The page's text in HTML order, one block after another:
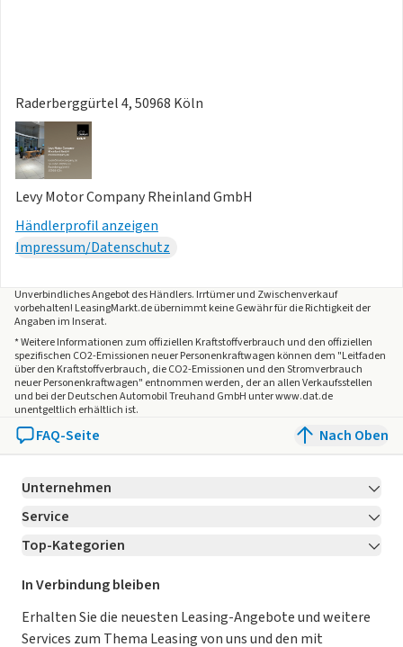
Raderberggürtel 4, 50968 Köln
Levy Motor Company Rheinland GmbH
Händlerprofil anzeigen
Impressum/Datenschutz
Unverbindliches Angebot desHändlers. Irrtümer und Zwischenverkauf
vorbehalten! LeasingMarkt.de übernimmt keine Gewähr für die Richtigkeit der
Angaben im Inserat.
* Weitere Informationen zum offiziellen Kraftstoffverbrauch und den offiziellen
spezifischen CO2-Emissionen neuer Personenkraftwagen können dem "Leitfaden
über den Kraftstoffverbrauch, die CO2-Emissionen und den Stromverbrauch
neuer Personenkraftwagen" entnommen werden, der an allen Verkaufsstellen
und bei der Deutschen Automobil Treuhand GmbH unter www.dat.de
unentgeltlich erhältlich ist.
FAQ-Seite Nach Oben
Unternehmen
Über LeasingMarkt.de
Karriere Jetzt bewerben!
Für Händler
Kooperation mit AutoScout24
Service
Kontakt
Ratgeber
Magazin
Top-Kategorien
Leasing Deals
Gebrauchtwagen Leasing
Leasing ohne Anzahlung
In Verbindung bleiben
Erhalten Sie die neuesten Leasing-Angebote und weitere
Services zum Thema Leasing von uns und den mit